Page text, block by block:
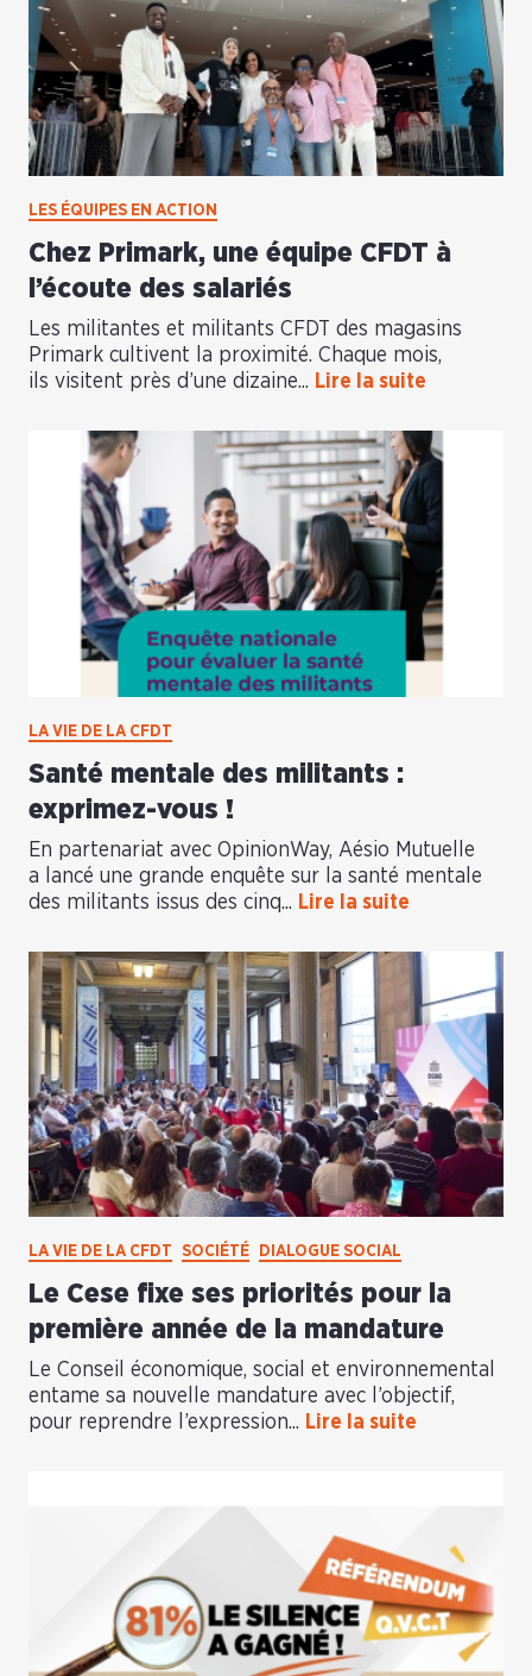
LES ÉQUIPES EN ACTION
Chez Primark, une équipe CFDT à
l’écoute des salariés
Les militantes et militants CFDT des magasins
Primark cultivent la proximité. Chaque mois,
ils visitent près d’une dizaine... Lire la suite
LA VIE DE LA CFDT
Santé mentale des militants :
exprimez-vous !
En partenariat avec OpinionWay, Aésio Mutuelle
a lancé une grande enquête sur la santé mentale
des militants issus des cinq... Lire la suite
LA VIE DE LA CFDT SOCIÉTÉ DIALOGUE SOCIAL
Le Cese fixe ses priorités pour la
première année de la mandature
Le Conseil économique, social et environnemental
entame sa nouvelle mandature avec l’objectif,
pour reprendre l’expression... Lire la suite